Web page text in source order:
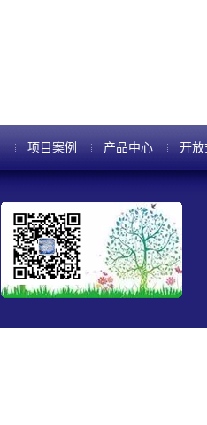
项目案例 产品中心 开放